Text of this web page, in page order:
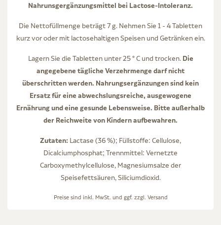
Nahrunsgergänzungsmittel bei Lactose-Intoleranz.
Die Nettofüllmenge beträgt 7 g. Nehmen Sie 1 - 4 Tabletten
kurz vor oder mit lactosehaltigen Speisen und Getränken ein.
Lagern Sie die Tabletten unter 25 ° C und trocken. Die
angegebene tägliche Verzehrmenge darf nicht
überschritten werden. Nahrungsergänzungen sind kein
Ersatz für eine abwechslungsreiche, ausgewogene
Ernährung und eine gesunde Lebensweise. Bitte außerhalb
der Reichweite von Kindern aufbewahren.
Zutaten: Lactase (36 %); Füllstoffe: Cellulose,
Dicalciumphosphat; Trennmittel: Vernetzte
Carboxymethylcellulose, Magnesiumsalze der
Speisefettsäuren, Siliciumdioxid.
Preise sind inkl. MwSt. und ggf. zzgl. Versand